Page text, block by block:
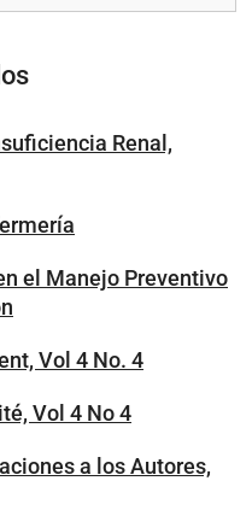
Renal,
el Manejo Preventivo
Vol 4 No. 4
Vol 4 No 4
a los Autores,